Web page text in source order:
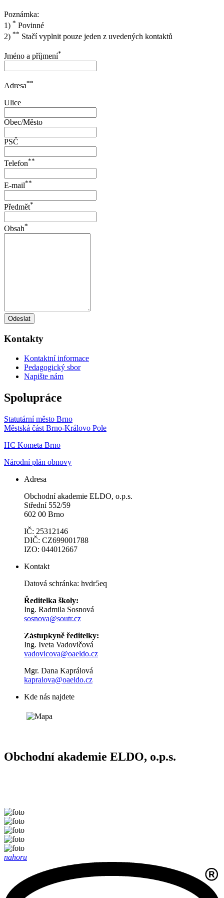
Poznámka:
1) * Povinné
2) ** Stačí vyplnit pouze jeden z uvedených kontaktů
Jméno a příjmení*
Adresa**
Ulice
Obec/Město
PSČ
Telefon**
E-mail**
Předmět*
Obsah*
Odeslat
Kontakty
Kontaktní informace
Pedagogický sbor
Napište nám
Spolupráce
Statutární město Brno
Městská část Brno-Královo Pole
HC Kometa Brno
Národní plán obnovy
Adresa
Obchodní akademie ELDO, o.p.s.
Střední 552/59
602 00 Brno
IČ: 25312146
DIČ: CZ699001788
IZO: 044012667
Kontakt
Datová schránka: hvdr5eq
Ředitelka školy:
Ing. Radmila Sosnová
sosnova@soutr.cz
Zástupkyně ředitelky:
Ing. Iveta Vadovičová
vadovicova@oaeldo.cz
Mgr. Dana Kaprálová
kapralova@oaeldo.cz
Kde nás najdete
Obchodní akademie ELDO, o.p.s.
nahoru